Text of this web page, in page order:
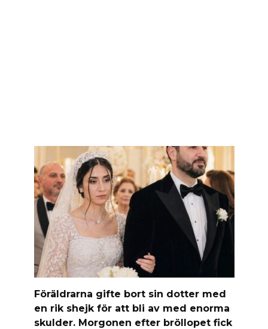
Föräldrarna gifte bort sin dotter med
en rik shejk för att bli av med enorma
skulder. Morgonen efter bröllopet fick